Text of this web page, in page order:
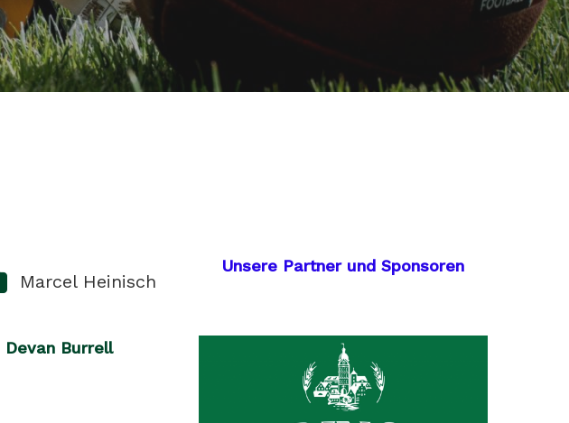
Marcel Heinisch
Devan Burrell
Unsere Partner und Sponsoren